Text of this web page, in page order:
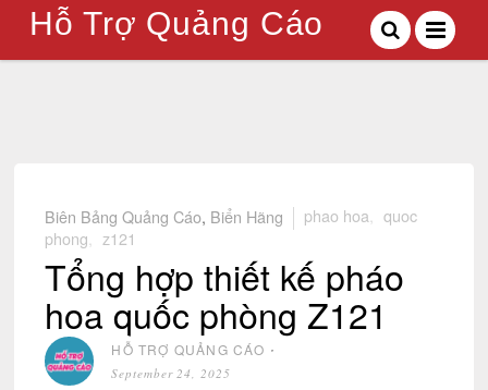
Hỗ Trợ Quảng Cáo
Biên Bảng Quảng Cáo Biển Hãng phao hoa
quoc
phong
z121
Tổng hợp thiết kế pháo
hoa quốc phòng Z121
HỖ TRỢ QUẢNG CÁO ⋅
September 24, 2025